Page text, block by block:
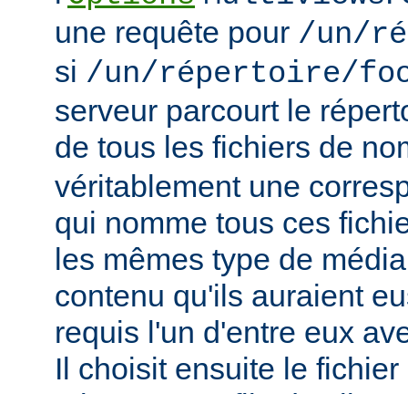
une requête pour /un/
si /un/répertoire/
serveur parcourt le
de tous les fichiers de
véritablement une
qui nomme tous ces
les mêmes type de
contenu qu'ils auraient
requis l'un d'entre eux
Il choisit ensuite le